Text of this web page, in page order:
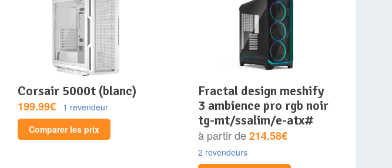
corsair 5000t (blanc)
199.99€
1 revendeur
Comparer les prix
fractal design meshify
3 ambience pro rgb noir
tg-mt/ssalim/e-atx#
à partir de214.58€
2 revendeurs